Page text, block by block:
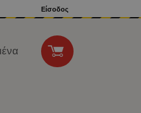
Είσοδος